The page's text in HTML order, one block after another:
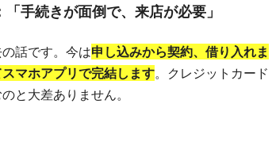
「手続きが面倒で、来店が必要」
話です。今は申し込みから契約、借り入れま
マホアプリで完結します。クレジットカード
と大差ありません。